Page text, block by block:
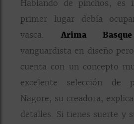
Hablando de pinchos, es
primer lugar debía
vasca.Arima
vanguardista en diseño
cuenta con un concepto
excelente selección de
Nagore, su creadora,
detalles. Si tienes suerte y